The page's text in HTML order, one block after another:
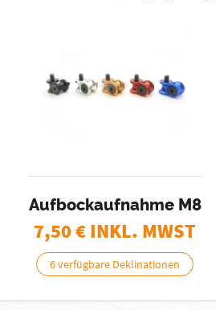
Aufbockaufnahme M8
7,50€ INKL. MWST
6 verfügbare Deklinationen